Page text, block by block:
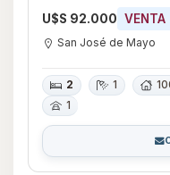
U$S 92.000 VENTA
San José de Mayo
2 1
1